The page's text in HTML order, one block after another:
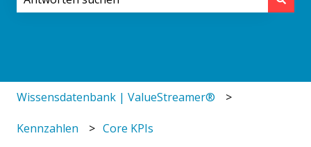
Wissensdatenbank | ValueStreamer®
Kennzahlen Core KPIs